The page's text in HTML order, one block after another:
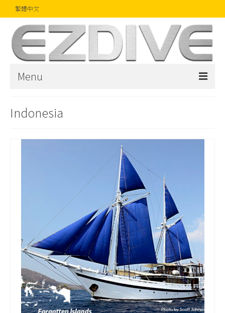
繁體中文
Menu
關於我們
Indonesia